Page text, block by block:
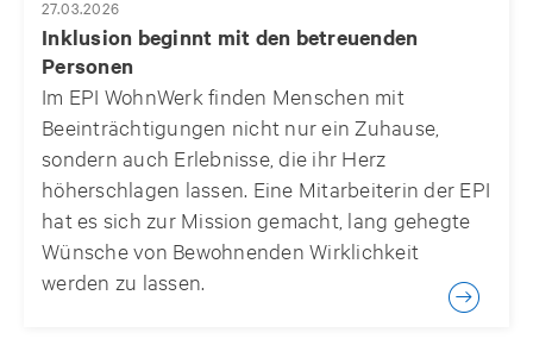
27.03.2026
Inklusion beginnt mit den betreuenden
Personen
Im EPI WohnWerk finden Menschen mit
Beeinträchtigungen nicht nur ein Zuhause,
sondern auch Erlebnisse, die ihr Herz
höherschlagen lassen. Eine Mitarbeiterin der EPI
hat es sich zur Mission gemacht, lang gehegte
Wünsche von Bewohnenden Wirklichkeit
werden zu lassen.